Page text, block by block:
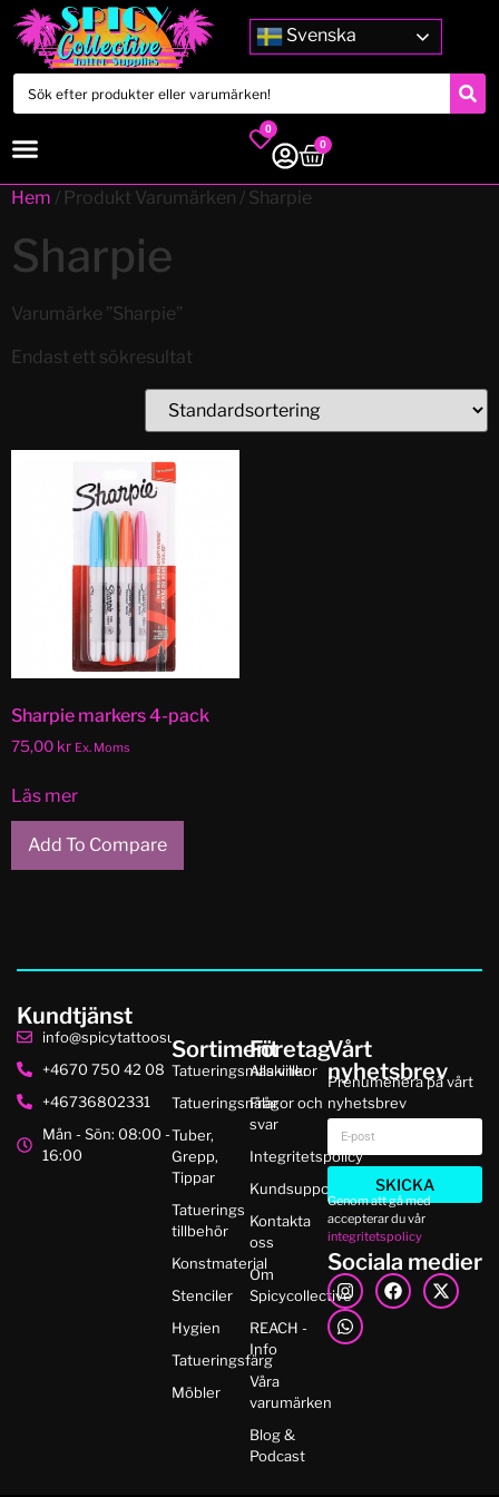
Svenska
0
0
Hem / Produkt Varumärken / Sharpie
Sharpie
Varumärke ”Sharpie”
Endast ett sökresultat
Sharpie markers 4-pack
75,00 kr Ex. Moms
Läs mer
Add To Compare
Kundtjänst
info@spicytattoosupplies.se
+4670 750 42 08
+46736802331
Mån - Sön: 08:00 -
16:00
Sortiment
Tatueringsmaskiner
Tatueringsnålar
Tuber,
Grepp,
Tippar
Tatuerings
tillbehör
Konstmaterial
Stenciler
Hygien
Tatueringsfärg
Möbler
Företag
Alla villkor
Frågor och
svar
Integritetspolicy
Kundsupport
Kontakta
oss
Om
Spicycollective
REACH -
Info
Våra
varumärken
Blog &
Podcast
Vårt
nyhetsbrev
Prenumenera på vårt
nyhetsbrev
SKICKA
Genom att gå med
accepterar du vår
integritetspolicy
Sociala medier